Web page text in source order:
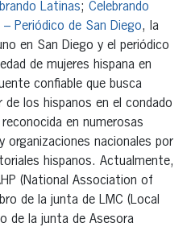
Latinas; Celebrando
Periódico de San Diego, la
en San Diego y el periódico
de mujeres hispana en
confiable que busca
los hispanos en el condado
en numerosas
organizaciones nacionales por
hispanos. Actualmente,
(National Association of
de la junta de LMC (Local
de la junta de Asesora